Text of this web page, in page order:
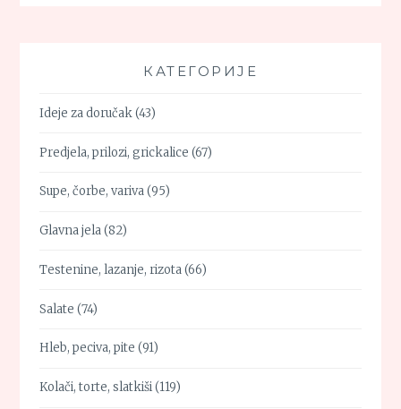
КАТЕГОРИЈЕ
Ideje za doručak(43)
Predjela, prilozi, grickalice (67)
Supe, čorbe, variva(95)
Glavna jela(82)
Testenine, lazanje, rizota(66)
Salate (74)
Hleb, peciva, pite (91)
Kolači, torte, slatkiši(119)